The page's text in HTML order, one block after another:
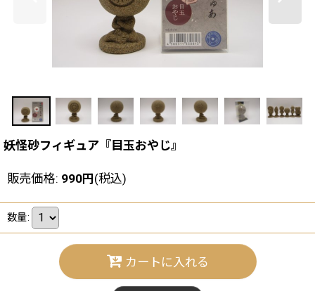
妖怪砂フィギュア『目玉おやじ』
販売価格: 990円(税込)
数量:
カートに入れる